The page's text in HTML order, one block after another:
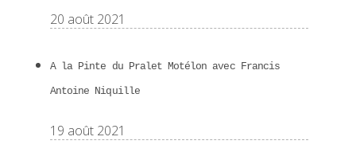
20 août 2021
A la Pinte du Pralet Motélon avec Francis
Antoine Niquille
19 août 2021